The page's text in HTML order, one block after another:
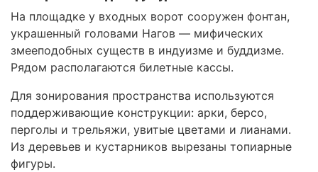
На площадке у входных ворот сооружен фонтан,
украшенный головами Нагов — мифических
змееподобных существ в индуизме и буддизме.
Рядом располагаются билетные кассы.
Для зонирования пространства используются
поддерживающие конструкции: арки, берсо,
перголы и трельяжи, увитые цветами и лианами.
Из деревьев и кустарников вырезаны топиарные
фигуры.